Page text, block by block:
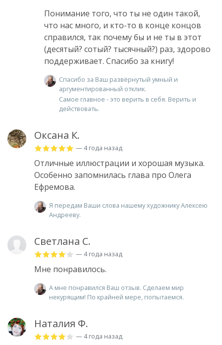
Понимание того, что ты не один такой,
что нас много, и кто-то в конце концов
справился, так почему бы и не ты в этот
(десятый? сотый? тысячный?) раз, здорово
поддерживает. Спасибо за книгу!
Спасибо за Ваш развёрнутый умный и
аргументированный отклик.
Самое главное - это верить в себя. Верить и
действовать.
Оксана К.
— 4 года назад
Отличные иллюстрации и хорошая музыка.
Особенно запомнилась глава про Олега
Ефремова.
Я передам Ваши слова нашему художнику Алексею
Андрееву.
Светлана С.
— 4 года назад
Мне понравилось.
А мне понравился Ваш отзыв. Сделаем мир
некурящим! По крайней мере, попытаемся.
Наталия Ф.
— 4 года назад